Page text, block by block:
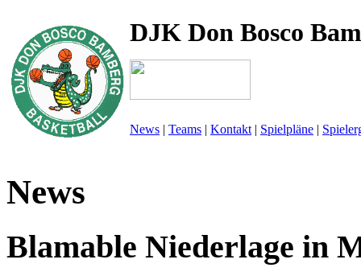
DJK Don Bosco
News | Teams | Kontakt | Spielpläne |
News
Blamable Niederlage in